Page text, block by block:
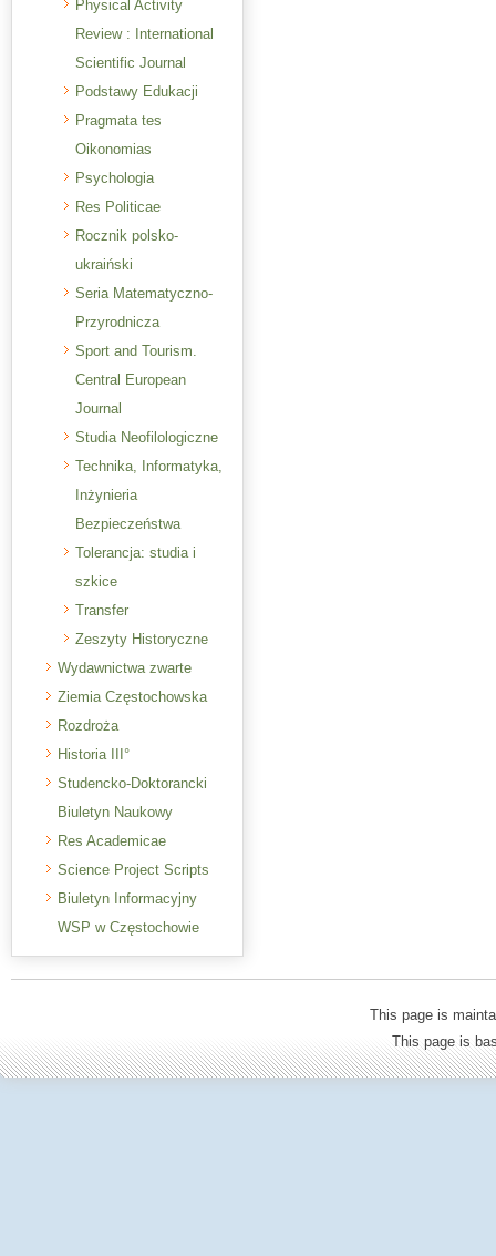
Physical Activity
Review : International
Scientific Journal
Podstawy Edukacji
Pragmata tes
Oikonomias
Psychologia
Res Politicae
Rocznik polsko-
ukraiński
Seria Matematyczno-
Przyrodnicza
Sport and Tourism.
Central European
Journal
Studia Neofilologiczne
Technika, Informatyka,
Inżynieria
Bezpieczeństwa
Tolerancja: studia i
szkice
Transfer
Zeszyty Historyczne
Wydawnictwa zwarte
Ziemia Częstochowska
Rozdroża
Historia III°
Studencko-Doktorancki
Biuletyn Naukowy
Res Academicae
Science Project Scripts
Biuletyn Informacyjny
WSP w Częstochowie
This page is
This page is